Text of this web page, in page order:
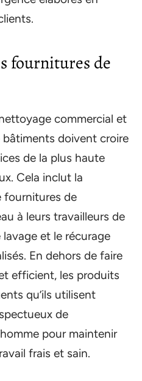
fournitures de
commercial et
doivent croire
de la plus haute
Cela inclut la
fournitures de
à leurs travailleurs de
et le récurage
En dehors de faire
efficient, les produits
qu’ils utilisent
de
pour maintenir
frais et sain.